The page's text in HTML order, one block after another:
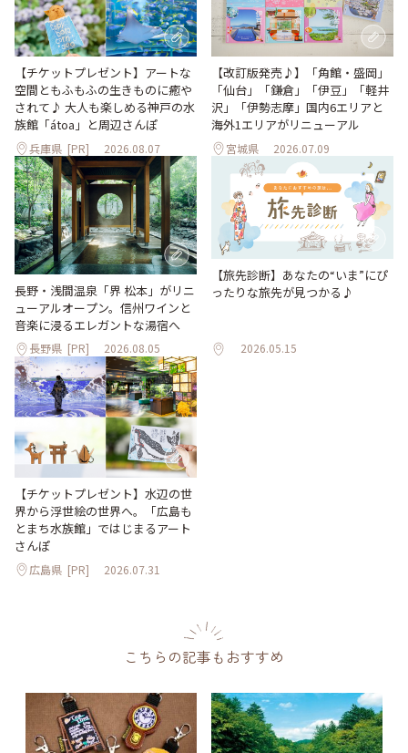
【チケットプレゼント】アートな
空間ともふもふの生きものに癒や
されて♪ 大人も楽しめる神戸の水
族館「átoa」と周辺さんぽ
兵庫県 [PR] 2026.08.07
【改訂版発売♪】「角館・盛岡」
「仙台」「鎌倉」「伊豆」「軽井
沢」「伊勢志摩」国内6エリアと
海外1エリアがリニューアル
宮城県 2026.07.09
長野・浅間温泉「界 松本」がリニ
ューアルオープン。信州ワインと
音楽に浸るエレガントな湯宿へ
長野県 [PR] 2026.08.05
【旅先診断】あなたの“いま”にぴ
ったりな旅先が見つかる♪
2026.05.15
【チケットプレゼント】水辺の世
界から浮世絵の世界へ。「広島も
とまち水族館」ではじまるアート
さんぽ
広島県 [PR] 2026.07.31
こちらの記事もおすすめ